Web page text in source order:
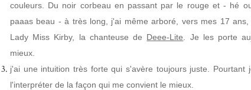
couleurs. Du noir corbeau en passant par le rouge et - hé
paaas beau - à très long, j'ai même arboré, vers mes 17
Lady Miss Kirby, la chanteuse de Deee-Lite . Je les porte
mieux.
j'ai une intuition très forte qui s'avère toujours juste. Pourtant
l'interpréter de la façon qui me convient le mieux.